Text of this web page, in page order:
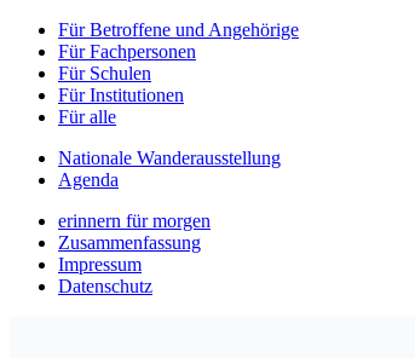
Für Betroffene und Angehörige
Für Fachpersonen
Für Schulen
Für Institutionen
Für alle
Nationale Wanderausstellung
Agenda
erinnern für morgen
Zusammenfassung
Impressum
Datenschutz